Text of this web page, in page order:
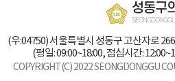
성동구
(우:04750) 서울특별시 성동구 고산자로
(평일: 09:00~18:00, 점심시간:
COPYRIGHT(C) 2022 SEONGDONGGU